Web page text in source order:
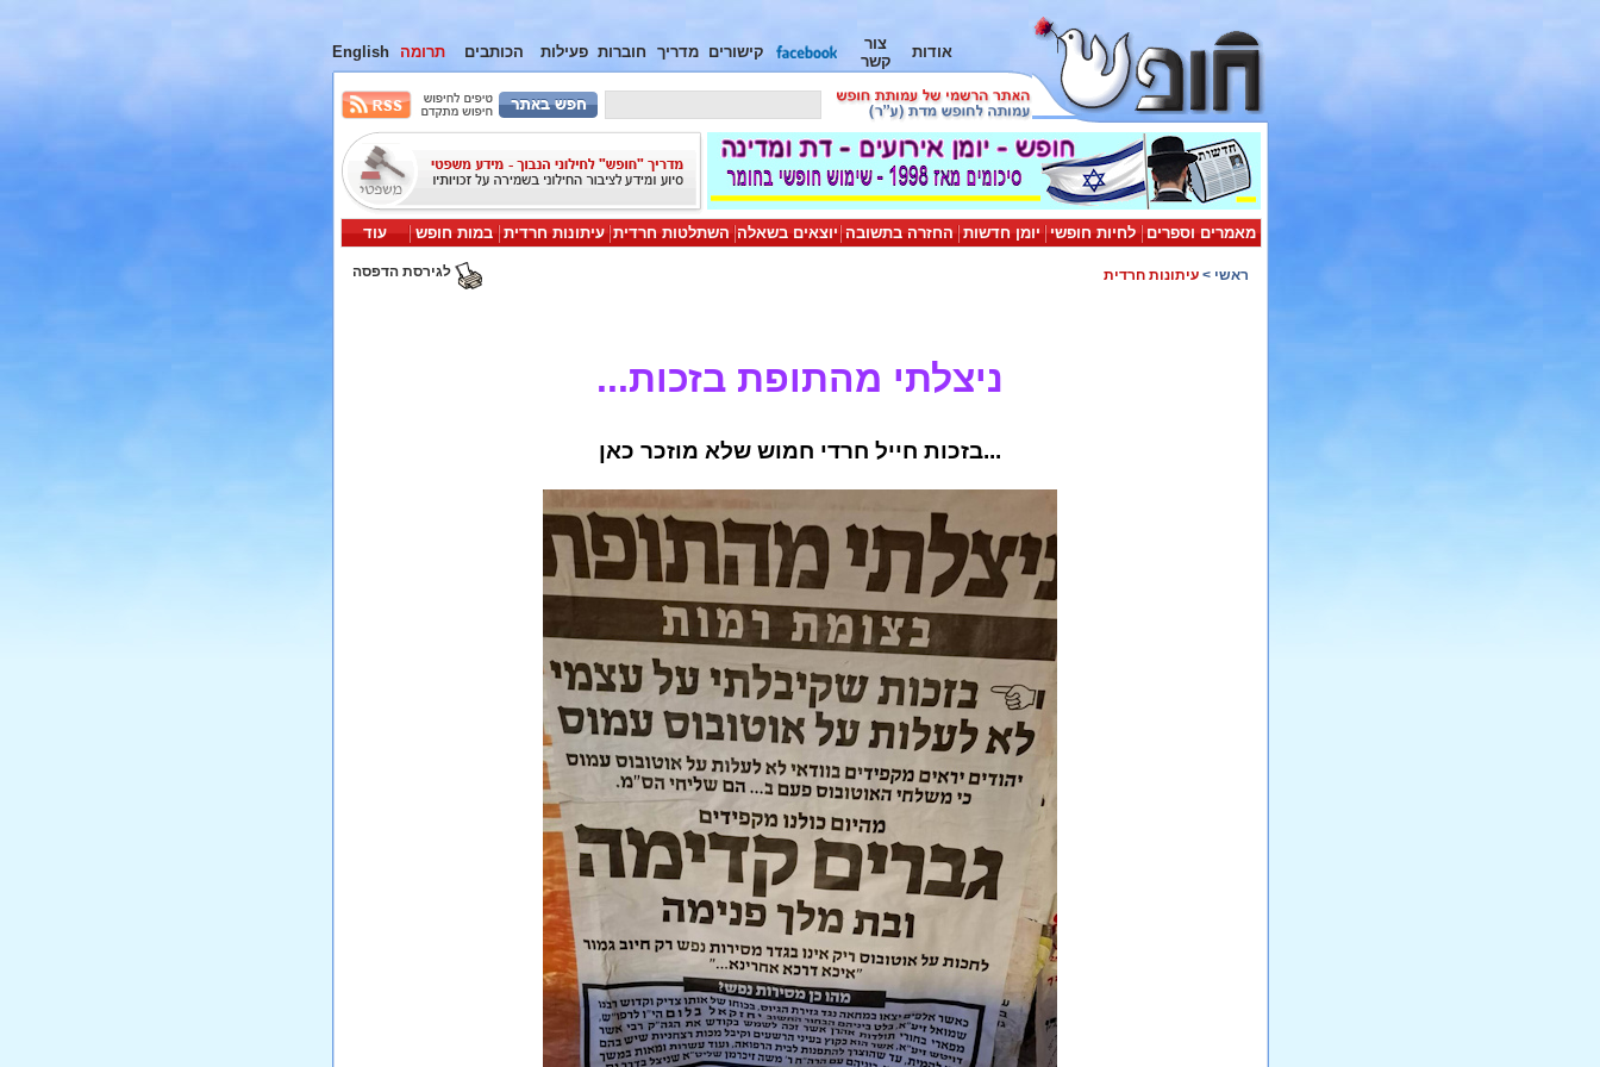
אודות
צור
קשר
קישורים מדריך חוברות פעילות הכותבים תרומה English
מאמרים וספרים לחיות חופשי יומן חדשות החזרה בתשובה יוצאים בשאלה השתלטות חרדית עיתונות חרדית במות חופש עוד
ראשי > עיתונות חרדית לגירסת הדפסה
ניצלתי מהתופת בזכות...
...בזכות חייל חרדי חמוש שלא מוזכר כאן